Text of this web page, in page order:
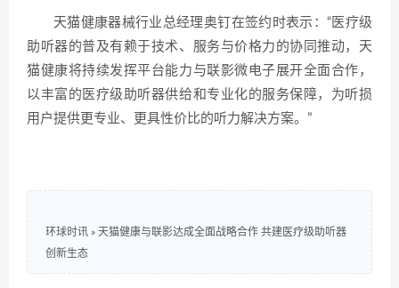
天猫健康器械行业总经理奥钉在签约时表示：“医疗级
助听器的普及有赖于技术、服务与价格力的协同推动，天
猫健康将持续发挥平台能力与联影微电子展开全面合作，
以丰富的医疗级助听器供给和专业化的服务保障，为听损
用户提供更专业、更具性价比的听力解决方案。”
环球时讯 » 天猫健康与联影达成全面战略合作 共建医疗级助听器
创新生态